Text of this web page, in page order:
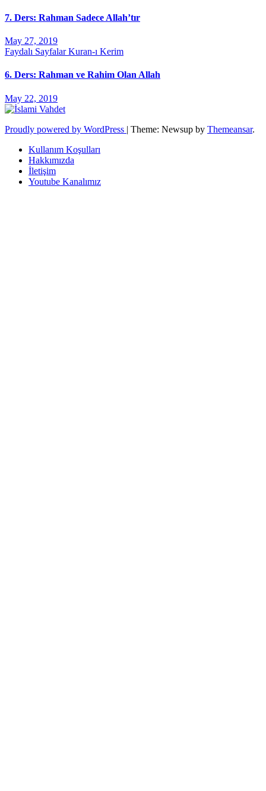
7. Ders: Rahman Sadece Allah’tır
May 27, 2019
Faydalı SayfalarKuran-ı Kerim
6. Ders: Rahman ve Rahim Olan Allah
May 22, 2019
Proudly powered by WordPress | Theme: Newsup by Themeansar.
Kullanım Koşulları
Hakkımızda
İletişim
Youtube Kanalımız